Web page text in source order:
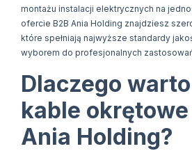
montażu instalacji elektrycznych na
ofercie B2B Ania Holding znajdziesz
które spełniają najwyższe standardy
wyborem do profesjonalnych
Dlaczego
kable okrętowe
Ania Holding?